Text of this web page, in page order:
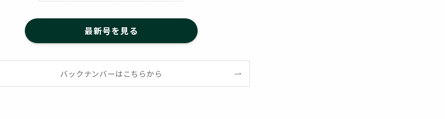
最新号を見る
バックナンバーはこちらから